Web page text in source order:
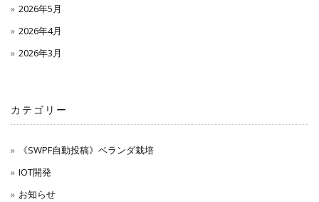
2026年5月
2026年4月
2026年3月
カテゴリー
《SWPF自動投稿》ベランダ栽培
IOT開発
お知らせ